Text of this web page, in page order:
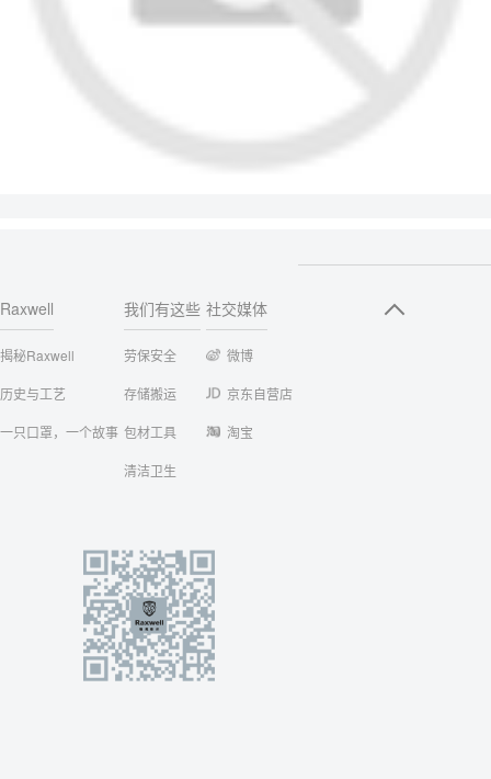
Raxwell
揭秘Raxwell
历史与工艺
一只口罩，一个故事
我们有这些
劳保安全
存储搬运
包材工具
清洁卫生
社交媒体
微博
京东自营店
淘宝